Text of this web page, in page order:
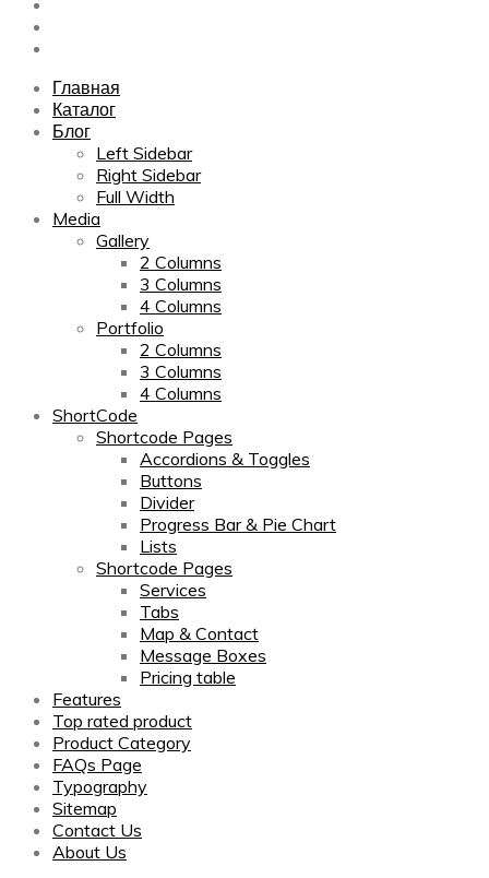
Главная
Каталог
Блог
Left Sidebar
Right Sidebar
Full Width
Media
Gallery
2 Columns
3 Columns
4 Columns
Portfolio
2 Columns
3 Columns
4 Columns
ShortCode
Shortcode Pages
Accordions & Toggles
Buttons
Divider
Progress Bar & Pie Chart
Lists
Shortcode Pages
Services
Tabs
Map & Contact
Message Boxes
Pricing table
Features
Top rated product
Product Category
FAQs Page
Typography
Sitemap
Contact Us
About Us